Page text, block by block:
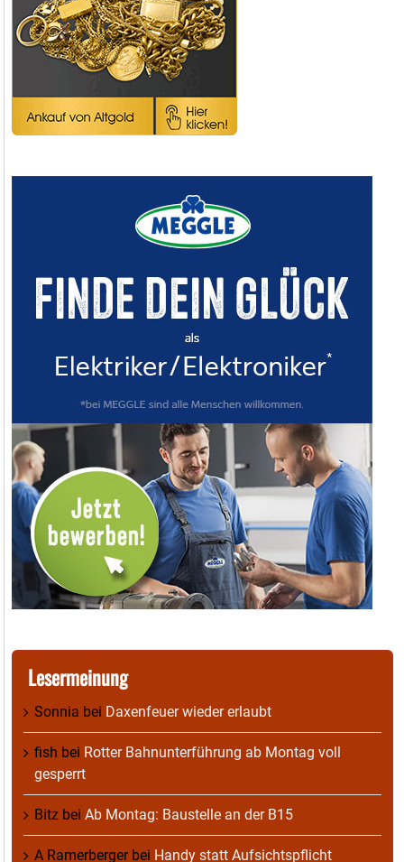
Lesermeinung
Sonnia bei Daxenfeuer wieder erlaubt
fish bei Rotter Bahnunterführung ab Montag voll
gesperrt
Bitz bei Ab Montag: Baustelle an der B15
A Ramerbergerbei Handy statt Aufsichtspflicht